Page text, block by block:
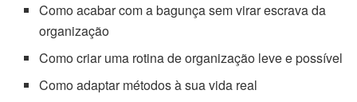
Como acabar com a bagunça sem virar escrava da
organização
Como criar uma rotina de organização leve e possível
Como adaptar métodos à sua vida real